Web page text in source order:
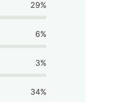
29%
6%
3%
34%